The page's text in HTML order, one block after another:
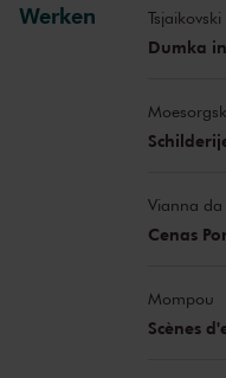
Werken Tsjaikovski
Dumka
Vianna
Cenas
Mompou
Scènes